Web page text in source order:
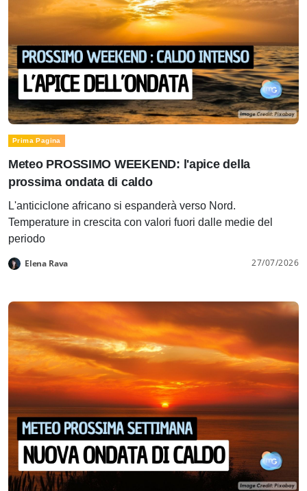
Prima Pagina
Meteo PROSSIMO WEEKEND: l'apice della
prossima ondata di caldo
L'anticiclone africano si espanderà verso Nord.
Temperature in crescita con valori fuori dalle medie del
periodo
Elena Rava 27/07/2026